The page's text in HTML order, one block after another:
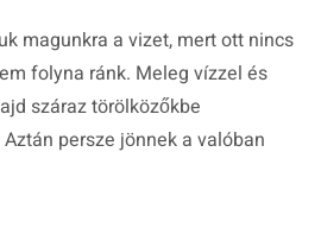
magunkra a vizet, mert ott nincs
folyna ránk. Meleg vízzel és
száraz törölközőkbe
persze jönnek a valóban